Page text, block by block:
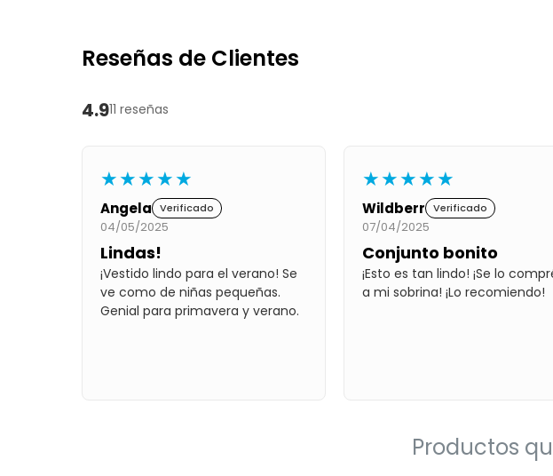
Reseñas de Clientes
4.911 reseñas
★★★★★
Angela Verificado
04/05/2025
Lindas!
¡Vestido lindo para el verano! Se
ve como de niñas pequeñas.
Genial para primavera y verano.
★★★★★
Wildberr Verificado
07/04/2025
Conjunto bonito
¡Esto es tan lindo! ¡Se lo
a mi sobrina! ¡Lo recomiendo!
Productos